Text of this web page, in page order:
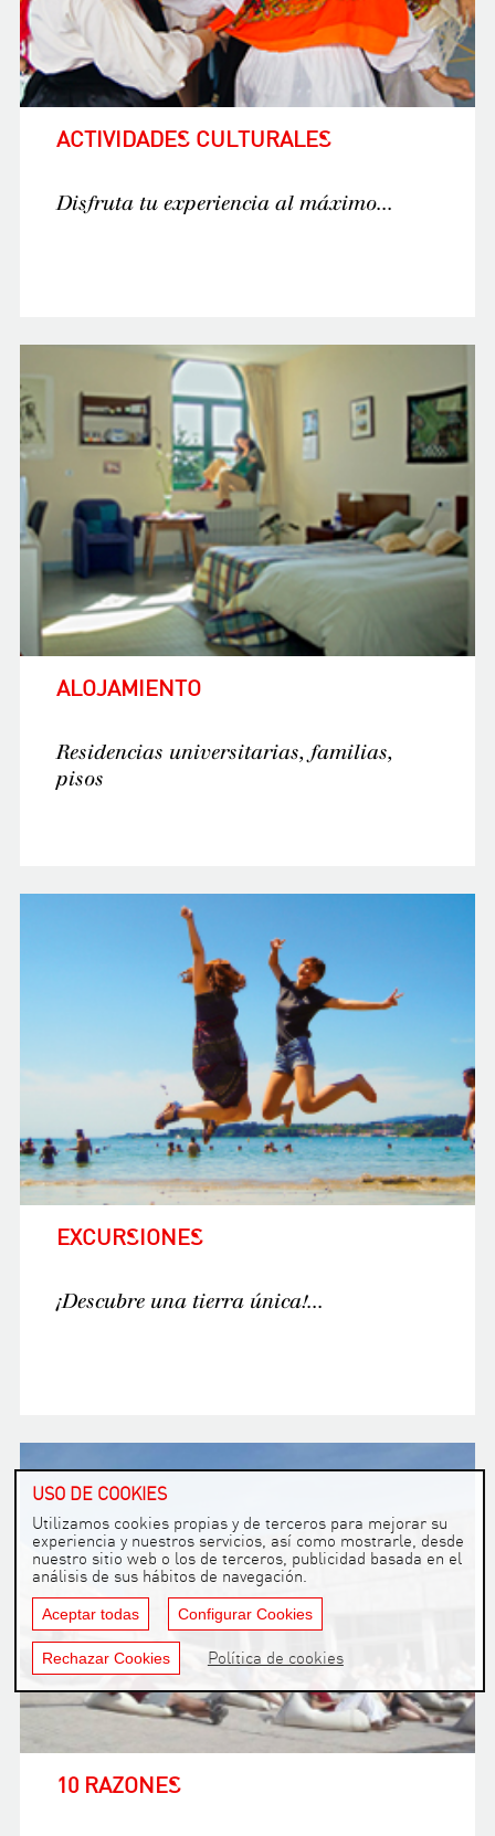
ACTIVIDADES CULTURALES
Disfruta tu experiencia al máximo...
ALOJAMIENTO
Residencias universitarias, familias,
pisos
EXCURSIONES
¡Descubre una tierra única!...
10 RAZONES
USO DE COOKIES
Utilizamos cookies propias y de terceros para mejorar su
experiencia y nuestros servicios, así como mostrarle, desde
nuestro sitio web o los de terceros, publicidad basada en el
análisis de sus hábitos de navegación.
Aceptar todas Configurar Cookies
Rechazar Cookies Política de cookies